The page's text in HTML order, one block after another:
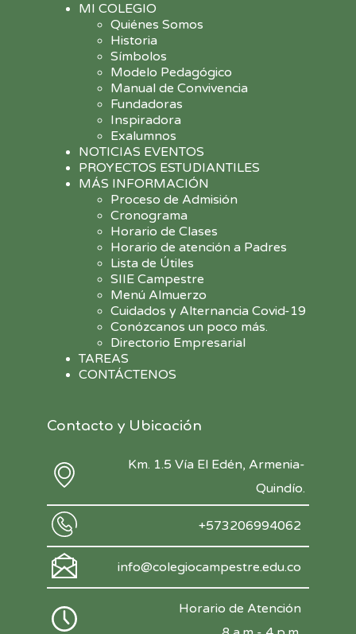
MI COLEGIO
Quiénes Somos
Historia
Símbolos
Modelo Pedagógico
Manual de Convivencia
Fundadoras
Inspiradora
Exalumnos
NOTICIAS EVENTOS
PROYECTOS ESTUDIANTILES
MÁS INFORMACIÓN
Proceso de Admisión
Cronograma
Horario de Clases
Horario de atención a Padres
Lista de Útiles
SIIE Campestre
Menú Almuerzo
Cuidados y Alternancia Covid-19
Conózcanos un poco más.
Directorio Empresarial
TAREAS
CONTÁCTENOS
Contacto y Ubicación
Km. 1.5 Vía El Edén, Armenia-
Quindío.
+573206994062
info@colegiocampestre.edu.co
Horario de Atención